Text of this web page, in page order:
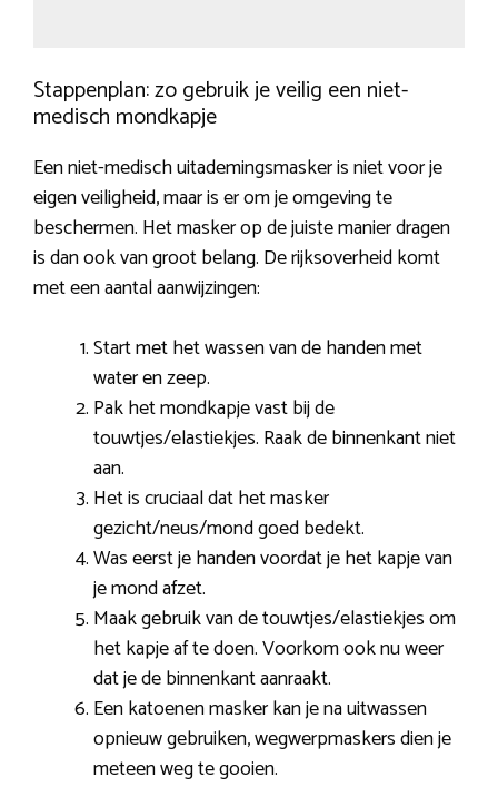
Stappenplan: zo gebruik je veilig een niet-
medisch mondkapje
Een niet-medisch uitademingsmasker is niet voor je
eigen veiligheid, maar is er om je omgeving te
beschermen. Het masker op de juiste manier dragen
is dan ook van groot belang. De rijksoverheid komt
met een aantal aanwijzingen:
Start met het wassen van de handen met
water en zeep.
Pak het mondkapje vast bij de
touwtjes/elastiekjes. Raak de binnenkant niet
aan.
Het is cruciaal dat het masker
gezicht/neus/mond goed bedekt.
Was eerst je handen voordat je het kapje van
je mond afzet.
Maak gebruik van de touwtjes/elastiekjes om
het kapje af te doen. Voorkom ook nu weer
dat je de binnenkant aanraakt.
Een katoenen masker kan je na uitwassen
opnieuw gebruiken, wegwerpmaskers dien je
meteen weg te gooien.